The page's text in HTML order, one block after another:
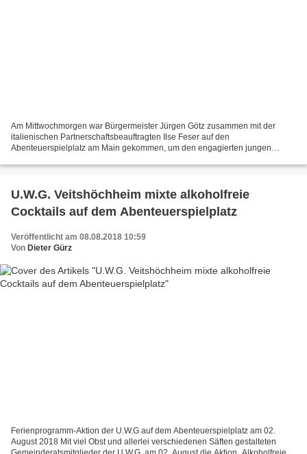
Am Mittwochmorgen war Bürgermeister Jürgen Götz zusammen mit der
italienischen Partnerschaftsbeauftragten Ilse Feser auf den
Abenteuerspielplatz am Main gekommen, um den engagierten jungen
U.W.G. Veitshöchheim mixte alkoholfreie
Cocktails auf dem Abenteuerspielplatz
Veröffentlicht am 08.08.2018 10:59
Von Dieter Gürz
Ferienprogramm-Aktion der U.W.G auf dem Abenteuerspielplatz am 02.
August 2018 Mit viel Obst und allerlei verschiedenen Säften gestalteten